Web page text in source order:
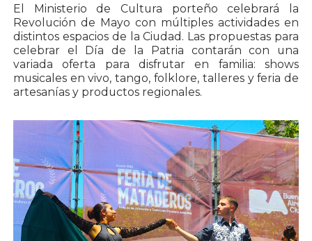
El Ministerio de Cultura porteño celebrará la
Revolución de Mayo con múltiples actividades en
distintos espacios de la Ciudad. Las propuestas para
celebrar el Día de la Patria contarán con una
variada oferta para disfrutar en familia: shows
musicales en vivo, tango, folklore, talleres y feria de
artesanías y productos regionales.